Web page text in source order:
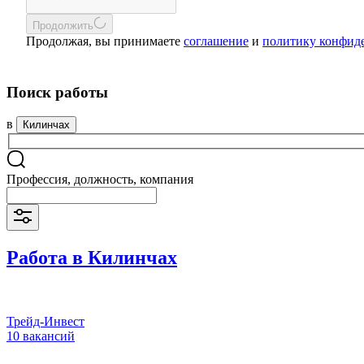
Продолжить
Продолжая, вы принимаете соглашение и политику
Поиск работы
в Килинчах
Профессия, должность, компания
Работа в Килинчах
Трейд-Инвест
10 вакансий